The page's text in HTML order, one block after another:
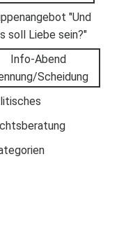
"Und
soll Liebe sein?"
Info-Abend
Scheidung